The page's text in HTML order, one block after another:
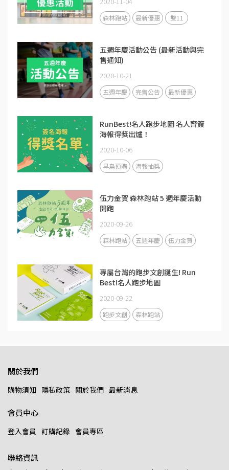
森林跑站 最新優惠 雙11
五週年慶活動公告 (最新活動與完
售通知)
2020-10-21
五週年慶 完售公告 最新優惠
RunBest!名人跑步地圖 名人齊簽
海報得獎出爐！
2020-10-06
早鳥預購 海報抽獎
伍力金賀 森林跑站 5 週年慶活動
開跑
2020-09-26
森林跑站 五週年慶 伍力金賀
專屬台灣的跑步文創誕生! Run
Best!名人跑步地圖
2020-09-22
跑步文創 森林跑站
關於我們
購物須知 隱私政策 關於我們 最新消息
會員中心
登入會員 訂購記錄 會員專區
聯絡資訊